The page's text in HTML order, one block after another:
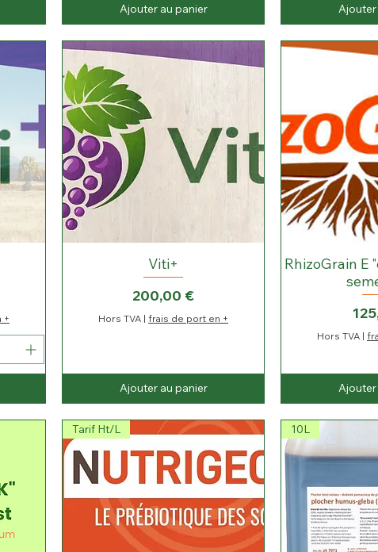
Ajouter au panier
+
Viti+
Prix
200,00 €
Hors TVA | frais de port en +
Ajouter au panier
RhizoGrain E
Prix
Hors TVA |
Ajouter
Tarif Ht/L 10L